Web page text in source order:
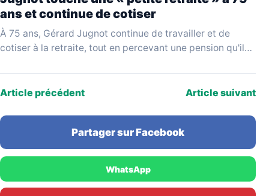
ans et continue de cotiser
À 75 ans, Gérard Jugnot continue de travailler et de
cotiser à la retraite, tout en percevant une pension qu'il
Article précédent Article suivant
Partager sur Facebook
WhatsApp